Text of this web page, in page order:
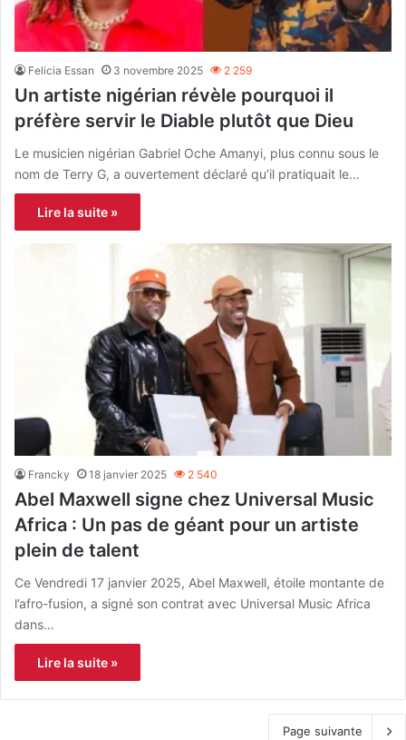
Felicia Essan 3 novembre 2025 2 259
Un artiste nigérian révèle pourquoi il
préfère servir le Diable plutôt que Dieu
Le musicien nigérian Gabriel Oche Amanyi, plus connu sous le
nom de Terry G, a ouvertement déclaré qu’il pratiquait le…
Lire la suite »
Francky 18 janvier 2025 2 540
Abel Maxwell signe chez Universal Music
Africa : Un pas de géant pour un artiste
plein de talent
Ce Vendredi 17 janvier 2025, Abel Maxwell, étoile montante de
l’afro-fusion, a signé son contrat avec Universal Music Africa
dans…
Lire la suite »
Page suivante